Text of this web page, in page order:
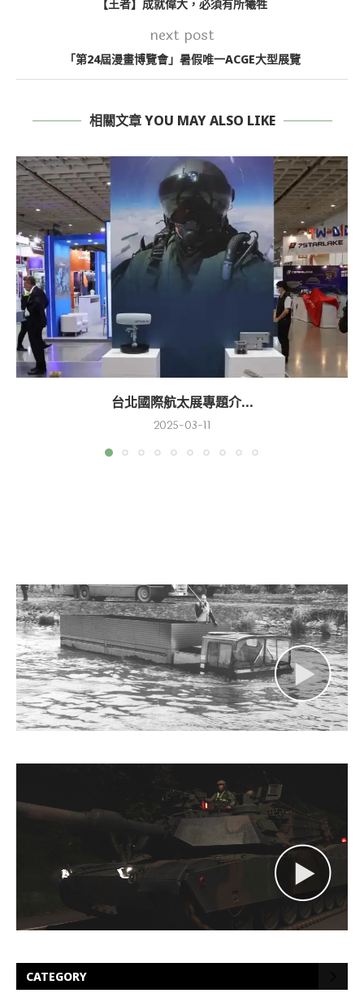
【王者】成就偉大，必須有所犧牲
next post
「第24屆漫畫博覽會」暑假唯一ACGE大型展覽
相關文章 YOU MAY ALSO LIKE
台北國際航太展專題介...
2025-03-11
CATEGORY